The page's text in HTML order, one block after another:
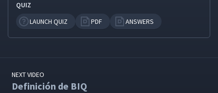
QUIZ
LAUNCH QUIZ
PDF ANSWERS
NEXT VIDEO
Definición de BIQ